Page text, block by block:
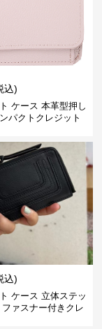
込)
ケース 本革型押し
パクトクレジット
込)
ケース 立体ステッ
ァスナー付きクレ